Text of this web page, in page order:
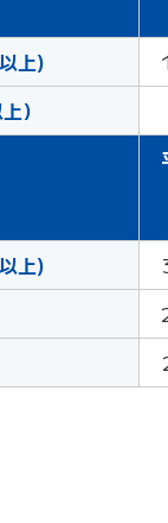
上)
）
上)